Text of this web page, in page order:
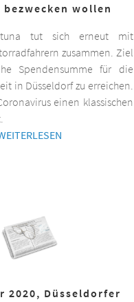
wollen
tut sich erneut mit
zusammen. Ziel
Spendensumme für die
in Düsseldorf zu erreichen.
einen klassischen
2020, Düsseldorfer